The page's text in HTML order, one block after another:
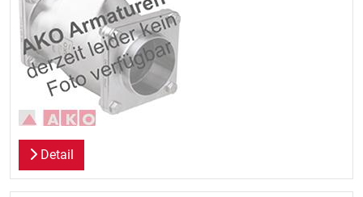
Detail